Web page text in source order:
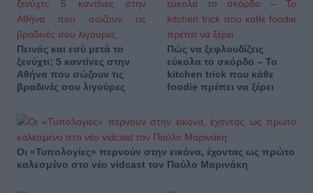
Πεινάς και εσύ μετά το
ξενύχτι; 5 καντίνες στην
Αθήνα που σώζουν τις
βραδινές σου λιγούρες
Πώς να ξεφλουδίζεις
εύκολα το σκόρδο – Το
kitchen trick που κάθε
foodie πρέπει να ξέρει
Οι «Τυπολογίες» περνούν στην εικόνα, έχοντας ως πρώτο
καλεσμένο στο νέο vidcast τον Παύλο Μαρινάκη